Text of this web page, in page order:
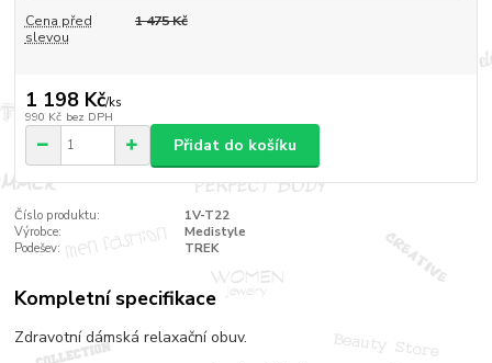
Cena před
slevou
1 475 Kč
1 198 Kč/ks
990 Kč bez DPH
Přidat do košíku
Číslo produktu:
1V-T22
Výrobce:
Medistyle
Podešev:
TREK
Kompletní specifikace
Zdravotní dámská relaxační obuv.